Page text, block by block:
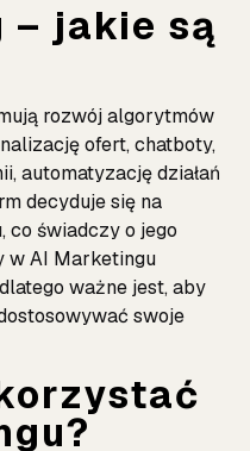
– jakie są
rozwój algorytmów
ofert, chatboty,
automatyzację działań
decyduje się na
świadczy o jego
w AI Marketingu
ważne jest, aby
swoje